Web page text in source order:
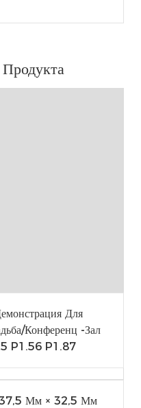
Для
конференц -зал
P1.56 P1.87
Мм × 32,5 Мм